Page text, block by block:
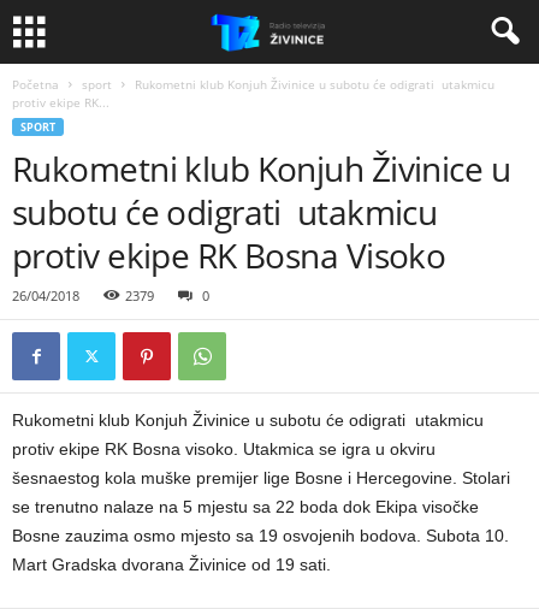
Početna sport
Rukometni klub Konjuh Živinice u subotu će odigrati utakmicu
protiv ekipe RK...
SPORT
Rukometni klub Konjuh Živinice u
subotu će odigrati utakmicu
protiv ekipe RK Bosna Visoko
26/04/2018 2379 0
Rukometni klub Konjuh Živinice u subotu će odigrati utakmicu
protiv ekipe RK Bosna visoko. Utakmica se igra u okviru
šesnaestog kola muške premijer lige Bosne i Hercegovine. Stolari
se trenutno nalaze na 5 mjestu sa 22 boda dok Ekipa visočke
Bosne zauzima osmo mjesto sa 19 osvojenih bodova. Subota 10.
Mart Gradska dvorana Živinice od 19 sati.